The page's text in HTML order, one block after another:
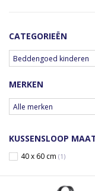
CATEGORIEËN
MERKEN
KUSSENSLOOP
40 x 60 cm (1)